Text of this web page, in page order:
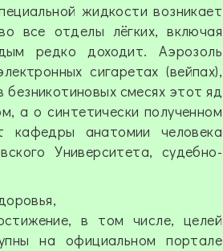
жидкости возникает
все отделы лёгких, включая
редко доходит. Аэрозоль
сигаретах (вейпах),
смесях этот яд
а о синтетически полученном
кафедры анатомии человека
Университета, судебно-
в том числе, целей
на официальном портале